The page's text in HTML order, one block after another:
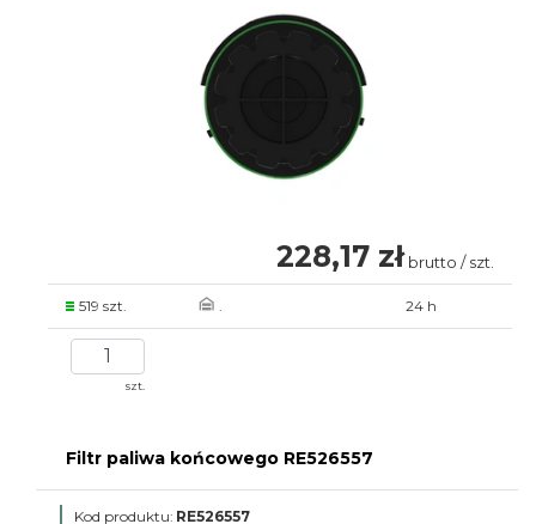
228,17 zł brutto / szt.
519 szt. . 24 h
szt.
Filtr paliwa końcowego RE526557
Kod produktu: RE526557